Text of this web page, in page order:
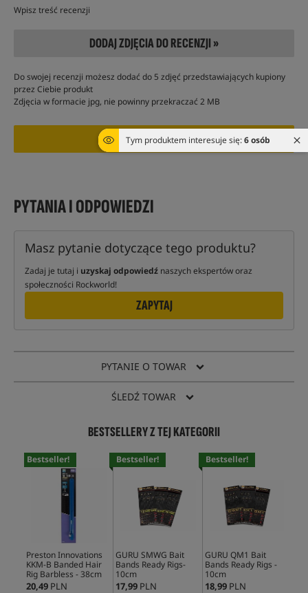
Tym produktem interesuje się:6 osób
Wpisz treść recenzji
DODAJ ZDJĘCIA DO RECENZJI »
Do swojej recenzji możesz dodać do 5 zdjęć przedstawiających kupiony
przez Ciebie produkt
Zdjęcia w formacie jpg, nie powinny przekraczać 2 MB
PYTANIA I ODPOWIEDZI
Masz pytanie dotyczące tego produktu?
Zadaj je tutaj i uzyskaj odpowiedź naszych ekspertów oraz
społeczności Rockworld!
ZAPYTAJ
PYTANIE O TOWAR
ŚLEDŹ TOWAR
BESTSELLERY Z TEJ KATEGORII
Bestseller!
Preston Innovations
KKM-B Banded Hair
Rig Barbless - 38cm
20,49 PLN
Bestseller!
GURU SMWG Bait
Bands Ready Rigs-
10cm
17,99 PLN
Bestseller!
GURU QM1 Bait
Bands Ready Rigs -
10cm
18,99 PLN